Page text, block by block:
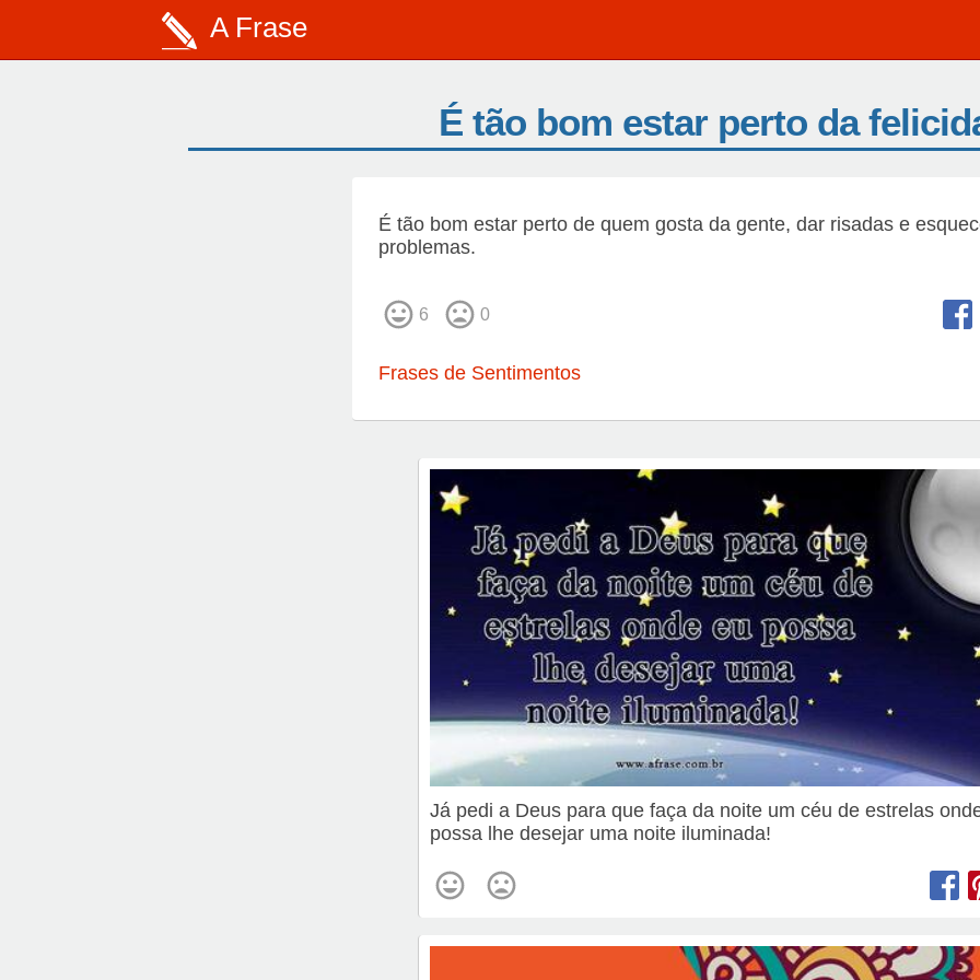
A Frase
É tão bom estar perto da
É tão bom estar perto de quem gosta da gente, dar risadas e
problemas.
6 0
Frases de Sentimentos
Já pedi a Deus para que faça da noite um céu de estrelas
possa lhe desejar uma noite iluminada!